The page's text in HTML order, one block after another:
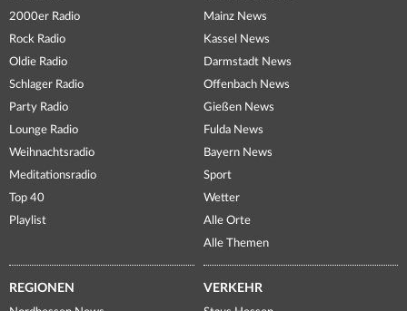
2000er Radio
Rock Radio
Oldie Radio
Schlager Radio
Party Radio
Lounge Radio
Weihnachtsradio
Meditationsradio
Top 40
Playlist
Mainz News
Kassel News
Darmstadt News
Offenbach News
Gießen News
Fulda News
Bayern News
Sport
Wetter
Alle Orte
Alle Themen
REGIONEN VERKEHR